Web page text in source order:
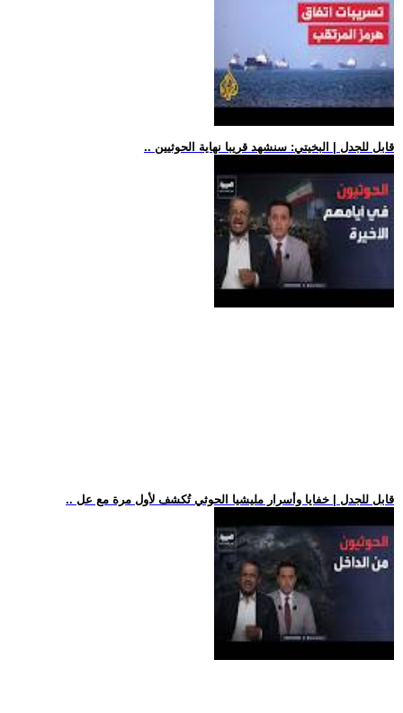
.. قابل للجدل | البخيتي: سنشهد قريبا نهاية الحوثيين
.. قابل للجدل | خفايا وأسرار مليشيا الحوثي تُكشف لأول مرة مع عل